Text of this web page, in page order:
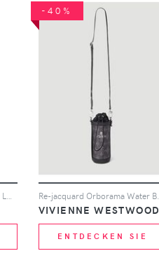
-40%
Re-jacquard Orborama Water Bottle Holder - Mann Tech One Size
VIVIENNE WESTWOOD
ENTDECKEN SIE